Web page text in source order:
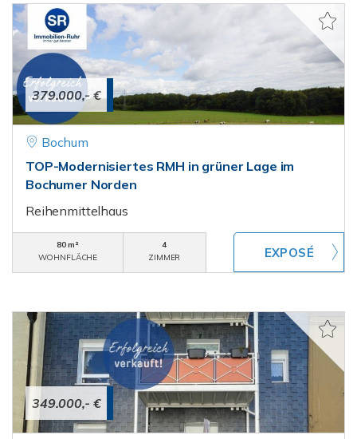
379.000,- €
Bochum
TOP-Modernisiertes RMH in grüner Lage im
Bochumer Norden
Reihenmittelhaus
80 m²
WOHNFLÄCHE
4
ZIMMER
349.000,- €